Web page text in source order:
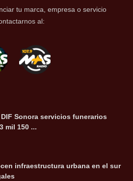
tu marca, empresa o servicio
al:
Sonora servicios funerarios
mil 150 ...
infraestructura urbana en el sur